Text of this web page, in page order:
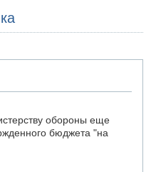
обороны еще
бюджета "на